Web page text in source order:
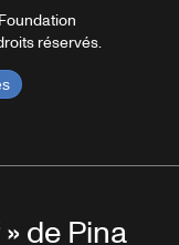
réservés.
de Pina